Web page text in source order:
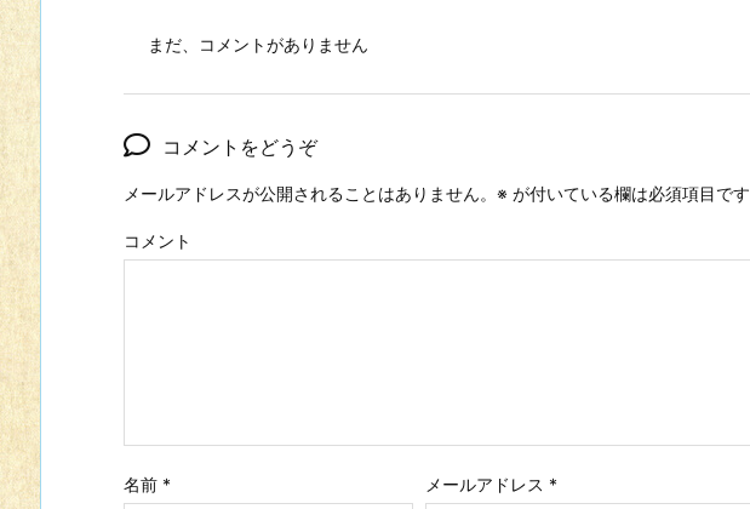
まだ、コメントがありません
コメントをどうぞ
メールアドレスが公開されることはありません。 ※ が付いている欄は必須項目です
コメント
名前 * メールアドレス *